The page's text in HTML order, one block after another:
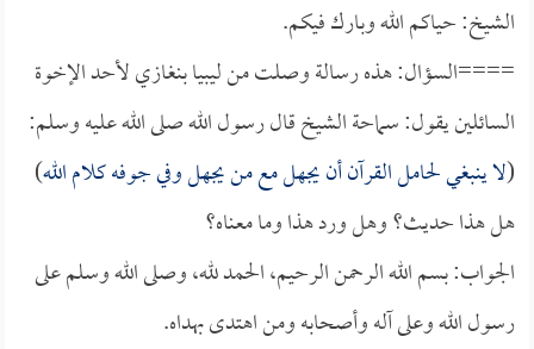
الشيخ: حياكم الله وبارك فيكم.
====السؤال: هذه رسالة وصلت من ليبيا بنغازي لأحد الإخوة
السائلين يقول: سماحة الشيخ قال رسول الله صلى الله عليه وسلم:
(لا ينبغي لحامل القرآن أن يجهل مع من يجهل وفي جوفه كلام الله)
هل هذا حديث؟ وهل ورد هذا وما معناه؟
الجواب: بسم الله الرحمن الرحيم، الحمد لله، وصلى الله وسلم على
رسول الله وعلى آله وأصحابه ومن اهتدى بهداه.